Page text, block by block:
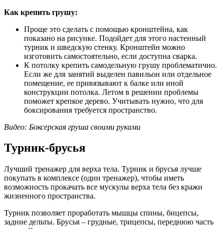
Как крепить грушу:
Проще это сделать с помощью кронштейна, как
показано на рисунке. Подойдет для этого настенный
турник и шведскую стенку. Кронштейн можно
изготовить самостоятельно, если доступна сварка.
К потолку крепить самодельную грушу проблематично.
Если же для занятий выделен павильон или отдельное
помещение, ее привязывают к балке или иной
конструкции потолка. Летом в решении проблемы
поможет крепкое дерево. Учитывать нужно, что для
боксирования требуется пространство.
Видео: Боксерская груша своими руками
Турник-брусья
Лучший тренажер для верха тела. Турник и брусья лучше
покупать в комплексе (один тренажер), чтобы иметь
возможность прокачать все мускулы верха тела без кражи
жизненного пространства.
Турник позволяет проработать мышцы спины, бицепсы,
задние дельты. Брусья – грудные, трицепсы, переднюю часть